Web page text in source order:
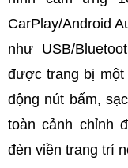
CarPlay/Android
như USB/
được trang bị
động nút bấm,
toàn cảnh chỉnh
đèn viền trang trí